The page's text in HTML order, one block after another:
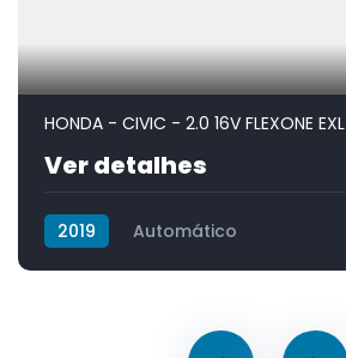
HONDA - CIVIC - 2.0 16V FLEXONE
Ver detalhes
2019
Automático
Flex (gasolina e etanol)